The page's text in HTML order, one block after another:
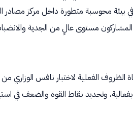
بيئة محوسبة متطورة داخل مركز مصادر
المشاركون مستوى عالٍ من الجدية
الظروف الفعلية لاختبار نافس
وتحديد نقاط القوة والضعف في